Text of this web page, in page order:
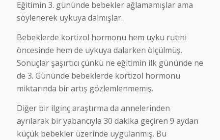
Eğitimin 3. gününde bebekler ağlamamışlar ama
söylenerek uykuya dalmışlar.
Bebeklerde kortizol hormonu hem uyku rutini
öncesinde hem de uykuya dalarken ölçülmüş.
Sonuçlar şaşırtıcı çünkü ne eğitimin ilk gününde ne
de 3. Gününde bebeklerde kortizol hormonu
miktarında bir artış gözlemlenmemiş.
Diğer bir ilginç araştırma da annelerinden
ayrılarak bir yabancıyla 30 dakika geçiren 9 aydan
küçük bebekler üzerinde uygulanmış. Bu